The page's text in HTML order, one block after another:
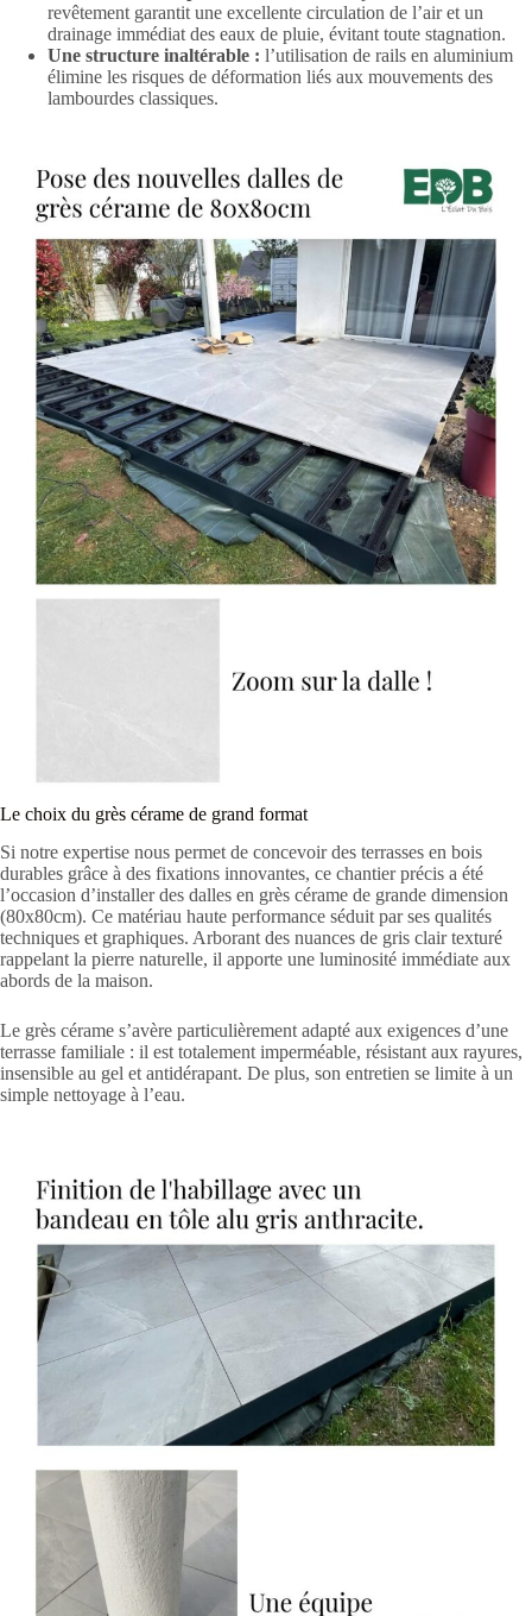
revêtement garantit une excellente circulation de l’air et un
drainage immédiat des eaux de pluie, évitant toute stagnation.
Une structure inaltérable : l’utilisation de rails en aluminium
élimine les risques de déformation liés aux mouvements des
lambourdes classiques.
Le choix du grès cérame de grand format
Si notre expertise nous permet de concevoir des terrasses en bois
durables grâce à des fixations innovantes, ce chantier précis a été
l’occasion d’installer des dalles en grès cérame de grande dimension
(80x80cm). Ce matériau haute performance séduit par ses qualités
techniques et graphiques. Arborant des nuances de gris clair texturé
rappelant la pierre naturelle, il apporte une luminosité immédiate aux
abords de la maison.
Le grès cérame s’avère particulièrement adapté aux exigences d’une
terrasse familiale : il est totalement imperméable, résistant aux rayures,
insensible au gel et antidérapant. De plus, son entretien se limite à un
simple nettoyage à l’eau.